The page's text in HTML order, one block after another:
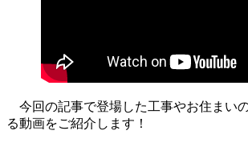
今回の記事で登場した工事やお住まい
る動画をご紹介します！